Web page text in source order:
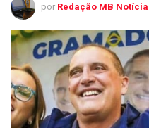
por Redação MB